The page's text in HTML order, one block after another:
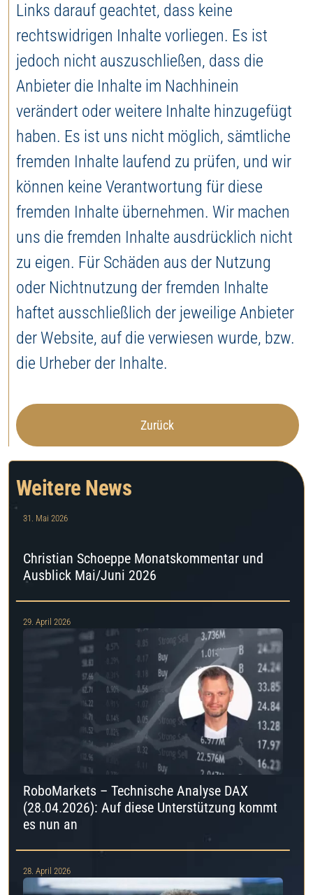
Links darauf geachtet, dass keine
rechtswidrigen Inhalte vorliegen. Es ist
jedoch nicht auszuschließen, dass die
Anbieter die Inhalte im Nachhinein
verändert oder weitere Inhalte hinzugefügt
haben. Es ist uns nicht möglich, sämtliche
fremden Inhalte laufend zu prüfen, und wir
können keine Verantwortung für diese
fremden Inhalte übernehmen. Wir machen
uns die fremden Inhalte ausdrücklich nicht
zu eigen. Für Schäden aus der Nutzung
oder Nichtnutzung der fremden Inhalte
haftet ausschließlich der jeweilige Anbieter
der Website, auf die verwiesen wurde, bzw.
die Urheber der Inhalte.
Zurück
Weitere News
31. Mai 2026
Christian Schoeppe Monatskommentar und
Ausblick Mai/Juni 2026
29. April 2026
RoboMarkets – Technische Analyse DAX
(28.04.2026): Auf diese Unterstützung kommt
es nun an
28. April 2026